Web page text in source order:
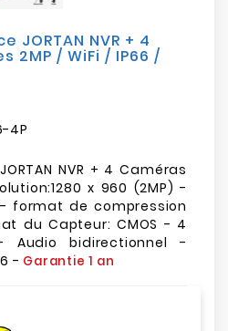
JORTAN NVR + 4
2MP / WiFi / IP66 /
4P
NVR + 4 Caméras
x 960 (2MP) -
format de compression
du Capteur: CMOS - 4
Audio bidirectionnel -
- Garantie 1 an